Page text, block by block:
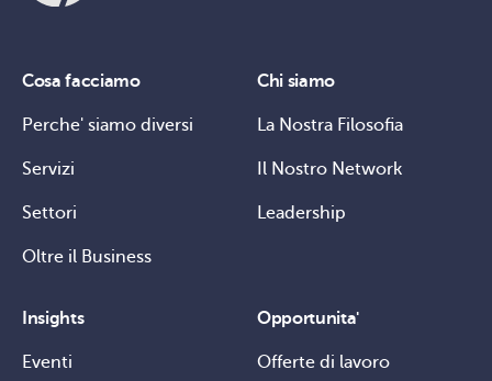
Cosa facciamo
Perche' siamo diversi
Servizi
Settori
Oltre il Business
Chi siamo
La Nostra Filosofia
Il Nostro Network
Leadership
Insights
Eventi
Opportunita'
Offerte di lavoro